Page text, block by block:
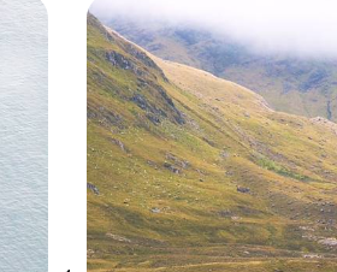
Des lacs, des landes, des
Premier voyage en
Kerry, Burren, Connemara,
classiques qui forgent l'identité
8 jours, de CHF 2200 à CHF 3000